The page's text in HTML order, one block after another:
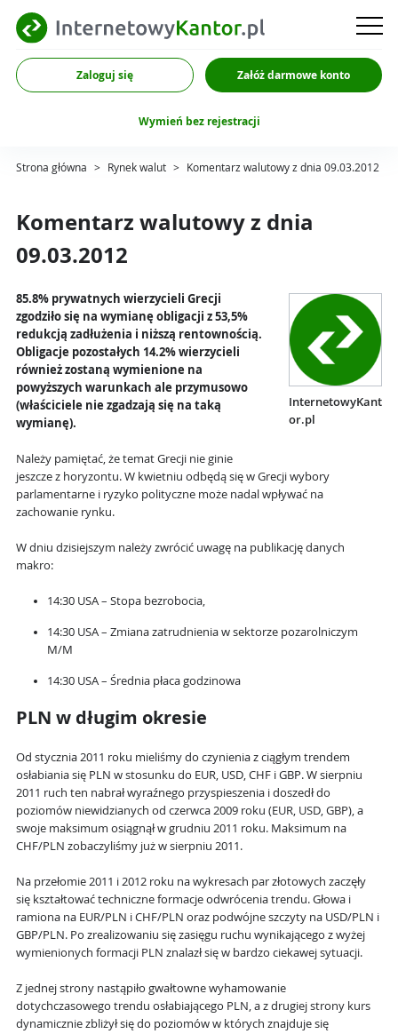
Zaloguj się Załóż darmowe konto
Wymień bez rejestracji
Strona główna > Rynek walut > Komentarz walutowy z dnia 09.03.2012
Komentarz walutowy z dnia
09.03.2012
InternetowyKant
or.pl
85.8% prywatnych wierzycieli Grecji
zgodziło się na wymianę obligacji z 53,5%
redukcją zadłużenia i niższą rentownością.
Obligacje pozostałych 14.2% wierzycieli
również zostaną wymienione na
powyższych warunkach ale przymusowo
(właściciele nie zgadzają się na taką
wymianę).
Należy pamiętać, że temat Grecji nie ginie
jeszcze z horyzontu. W kwietniu odbędą się w Grecji wybory
parlamentarne i ryzyko polityczne może nadal wpływać na
zachowanie rynku.
W dniu dzisiejszym należy zwrócić uwagę na publikację danych
makro:
14:30 USA – Stopa bezrobocia,
14:30 USA – Zmiana zatrudnienia w sektorze pozarolniczym
M/M
14:30 USA – Średnia płaca godzinowa
PLN w długim okresie
Od stycznia 2011 roku mieliśmy do czynienia z ciągłym trendem
osłabiania się PLN w stosunku do EUR, USD, CHF i GBP. W sierpniu
2011 ruch ten nabrał wyraźnego przyspieszenia i doszedł do
poziomów niewidzianych od czerwca 2009 roku (EUR, USD, GBP), a
swoje maksimum osiągnął w grudniu 2011 roku. Maksimum na
CHF/PLN zobaczyliśmy już w sierpniu 2011.
Na przełomie 2011 i 2012 roku na wykresach par złotowych zaczęły
się kształtować techniczne formacje odwrócenia trendu. Głowa i
ramiona na EUR/PLN i CHF/PLN oraz podwójne szczyty na USD/PLN i
GBP/PLN. Po zrealizowaniu się zasięgu ruchu wynikającego z wyżej
wymienionych formacji PLN znalazł się w bardzo ciekawej sytuacji.
Z jednej strony nastąpiło gwałtowne wyhamowanie
dotychczasowego trendu osłabiającego PLN, a z drugiej strony kurs
dynamicznie zbliżył się do poziomów w których znajduje się